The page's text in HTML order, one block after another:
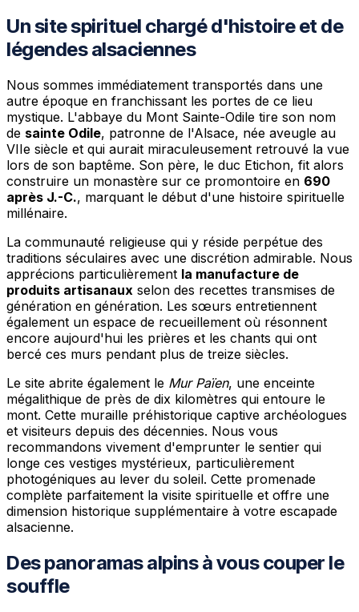
Un site spirituel chargé d'histoire et de
légendes alsaciennes
Nous sommes immédiatement transportés dans une
autre époque en franchissant les portes de ce lieu
mystique. L'abbaye du Mont Sainte-Odile tire son nom
de sainte Odile, patronne de l'Alsace, née aveugle au
VIIe siècle et qui aurait miraculeusement retrouvé la vue
lors de son baptême. Son père, le duc Etichon, fit alors
construire un monastère sur ce promontoire en 690
après J.-C., marquant le début d'une histoire spirituelle
millénaire.
La communauté religieuse qui y réside perpétue des
traditions séculaires avec une discrétion admirable. Nous
apprécions particulièrement la manufacture de
produits artisanaux selon des recettes transmises de
génération en génération. Les sœurs entretiennent
également un espace de recueillement où résonnent
encore aujourd'hui les prières et les chants qui ont
bercé ces murs pendant plus de treize siècles.
Le site abrite également le Mur Païen, une enceinte
mégalithique de près de dix kilomètres qui entoure le
mont. Cette muraille préhistorique captive archéologues
et visiteurs depuis des décennies. Nous vous
recommandons vivement d'emprunter le sentier qui
longe ces vestiges mystérieux, particulièrement
photogéniques au lever du soleil. Cette promenade
complète parfaitement la visite spirituelle et offre une
dimension historique supplémentaire à votre escapade
alsacienne.
Des panoramas alpins à vous couper le
souffle